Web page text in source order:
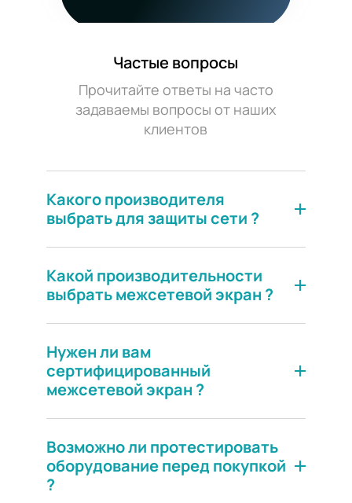
Рассчитать проект
Частые вопросы
Прочитайте ответы на часто
задаваемы вопросы от наших
клиентов
Какого производителя
выбрать для защиты сети ?
Какой производительности
выбрать межсетевой экран ?
Нужен ли вам
сертифицированный
межсетевой экран ?
Возможно ли протестировать
оборудование перед покупкой
?